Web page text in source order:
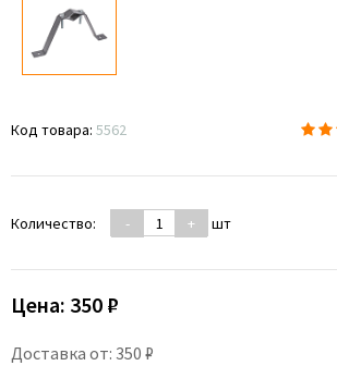
Код товара: 5562
Количество: - + шт
Цена: 350 ₽
Доставка от: 350 ₽